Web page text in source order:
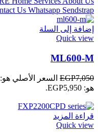
إضافة إلى السلة
Quick view
ML600-M
EGP7,050 السعر الأصلي هو: EGP7,050.
هو: EGP5,950.
قراءة المزيد
Quick view